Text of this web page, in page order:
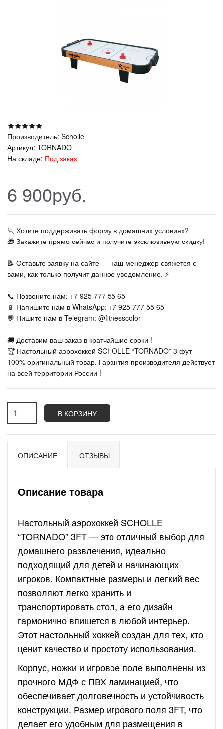
Производитель: Scholle
Артикул: TORNADO
На складе: Под заказ
6 900руб.
🏃‍ Хотите поддерживать форму в домашних условиях?
🎁 Закажите прямо сейчас и получите эксклюзивную скидку!
📝 Оставьте заявку на сайте — наш менеджер свяжется с
вами, как только получит данное уведомление. ⚡
📞 Позвоните нам: +7 925 777 55 65
📱 Напишите нам в WhatsApp: +7 925 777 55 65
💬 Пишите нам в Telegram: @fitnesscolor
🚚 Доставим ваш заказ в кратчайшие сроки !
🏆 Настольный аэрохоккей SCHOLLE “TORNADO” 3 фут -
100% оригинальный товар. Гарантия производителя действует
на всей территории России !
В КОРЗИНУ
ОПИСАНИЕ ОТЗЫВЫ
Описание товара
Настольный аэрохоккей SCHOLLE
“TORNADO” 3FT — это отличный выбор для
домашнего развлечения, идеально
подходящий для детей и начинающих
игроков. Компактные размеры и легкий вес
позволяют легко хранить и
транспортировать стол, а его дизайн
гармонично впишется в любой интерьер.
Этот настольный хоккей создан для тех, кто
ценит качество и простоту использования.
Корпус, ножки и игровое поле выполнены из
прочного МДФ с ПВХ ламинацией, что
обеспечивает долговечность и устойчивость
конструкции. Размер игрового поля 3FT, что
делает его удобным для размещения в